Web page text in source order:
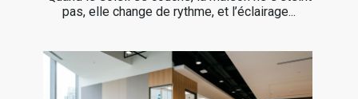
pas, elle change de rythme, et l’éclairage...